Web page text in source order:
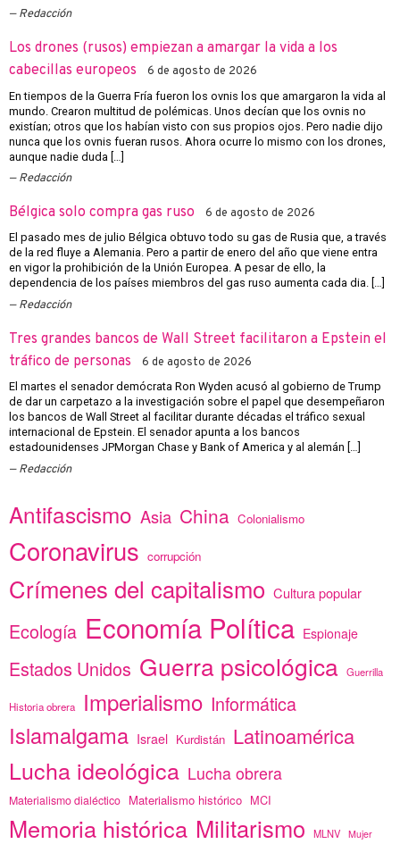
Redacción
Los drones (rusos) empiezan a amargar la vida a los
cabecillas europeos
6 de agosto de 2026
En tiempos de la Guerra Fría fueron los ovnis los que amargaron la vida al
mundo. Crearon multitud de polémicas. Unos decían que los ovnis no
existían; otros que los habían visto con sus propios ojos. Pero nadie dijo
nunca que los ovnis fueran rusos. Ahora ocurre lo mismo con los drones,
aunque nadie duda […]
Redacción
Bélgica solo compra gas ruso 6 de agosto de 2026
El pasado mes de julio Bélgica obtuvo todo su gas de Rusia que, a través
de la red fluye a Alemania. Pero a partir de enero del año que viene entra
en vigor la prohibición de la Unión Europea. A pesar de ello, la
dependencia de los países miembros del gas ruso aumenta cada dia. […]
Redacción
Tres grandes bancos de Wall Street facilitaron a Epstein el
tráfico de personas
6 de agosto de 2026
El martes el senador demócrata Ron Wyden acusó al gobierno de Trump
de dar un carpetazo a la investigación sobre el papel que desempeñaron
los bancos de Wall Street al facilitar durante décadas el tráfico sexual
internacional de Epstein. El senador apunta a los bancos
estadounidenses JPMorgan Chase y Bank of America y al alemán […]
Redacción
Antifascismo Asia China Colonialismo
Coronavirus corrupción
Crímenes del capitalismo Cultura popular
Ecología Economía Política Espionaje
Estados Unidos Guerra psicológica Guerrilla
Historia obrera Imperialismo Informática
Islamalgama Israel Kurdistán Latinoamérica
Lucha ideológica Lucha obrera
Materialismo dialéctico Materialismo histórico MCI
Memoria histórica Militarismo MLNV Mujer